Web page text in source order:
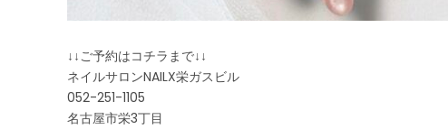
↓↓ご予約はコチラまで↓↓
ネイルサロンNAILX栄ガスビル
052-251-1105
名古屋市栄3丁目